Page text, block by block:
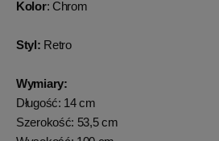
Kolor: Chrom
Styl: Retro
Wymiary:
Długość: 14 cm
Szerokość: 53,5 cm